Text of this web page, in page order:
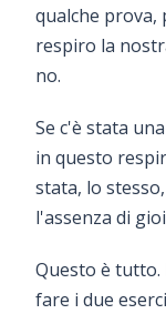
qualche prova,
respiro la
no.
Se c'è stata
in questo
stata, lo
l'assenza di
Questo è
fare i due